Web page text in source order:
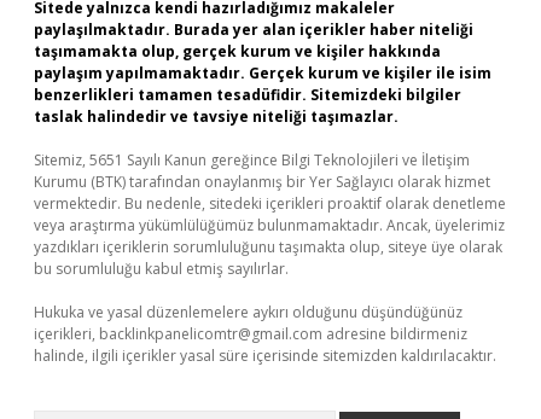
Sitede yalnızca kendi hazırladığımız makaleler
paylaşılmaktadır. Burada yer alan içerikler haber niteliği
taşımamakta olup, gerçek kurum ve kişiler hakkında
paylaşım yapılmamaktadır. Gerçek kurum ve kişiler ile isim
benzerlikleri tamamen tesadüfidir. Sitemizdeki bilgiler
taslak halindedir ve tavsiye niteliği taşımazlar.
Sitemiz, 5651 Sayılı Kanun gereğince Bilgi Teknolojileri ve İletişim
Kurumu (BTK) tarafından onaylanmış bir Yer Sağlayıcı olarak hizmet
vermektedir. Bu nedenle, sitedeki içerikleri proaktif olarak denetleme
veya araştırma yükümlülüğümüz bulunmamaktadır. Ancak, üyelerimiz
yazdıkları içeriklerin sorumluluğunu taşımakta olup, siteye üye olarak
bu sorumluluğu kabul etmiş sayılırlar.
Hukuka ve yasal düzenlemelere aykırı olduğunu düşündüğünüz
içerikleri, backlinkpanelicomtr@gmail.com adresine bildirmeniz
halinde, ilgili içerikler yasal süre içerisinde sitemizden kaldırılacaktır.